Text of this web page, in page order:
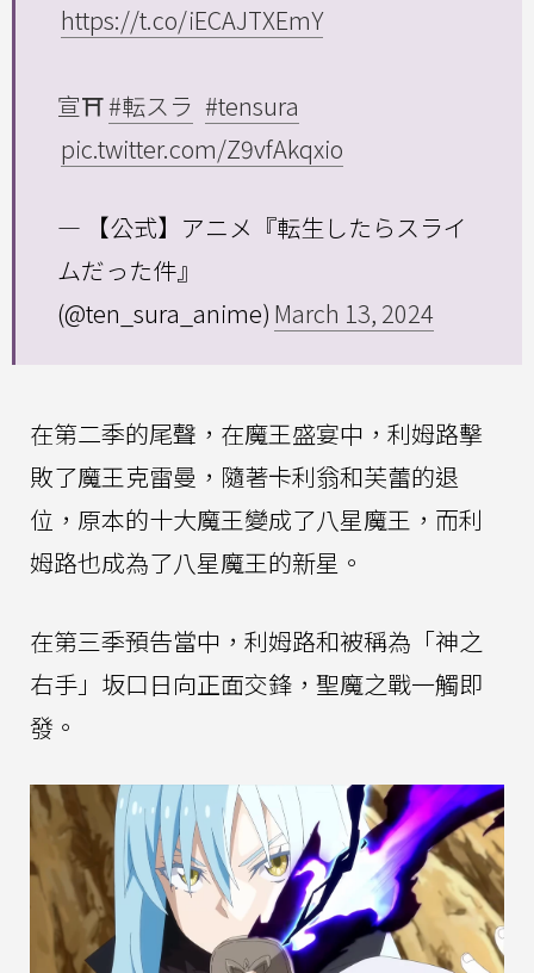
https://t.co/iECAJTXEmY
宣⛩#転スラ #tensura
pic.twitter.com/Z9vfAkqxio
— 【公式】アニメ『転生したらスライ
ムだった件』
(@ten_sura_anime) March 13, 2024
在第二季的尾聲，在魔王盛宴中，利姆路擊
敗了魔王克雷曼，隨著卡利翁和芙蕾的退
位，原本的十大魔王變成了八星魔王，而利
姆路也成為了八星魔王的新星。
在第三季預告當中，利姆路和被稱為「神之
右手」坂口日向正面交鋒，聖魔之戰一觸即
發。